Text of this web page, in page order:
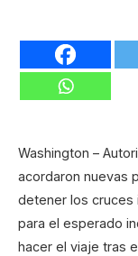
Washington –
acordaron nuevas
detener los cruces
para el esperado
hacer el viaje tras